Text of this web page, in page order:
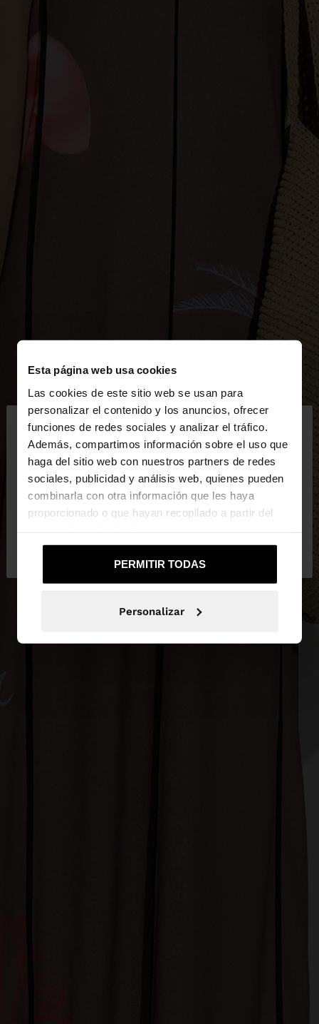
Esta página web usa cookies
Las cookies de este sitio web se usan para
personalizar el contenido y los anuncios, ofrecer
funciones de redes sociales y analizar el tráfico.
Además, compartimos información sobre el uso que
haga del sitio web con nuestros partners de redes
sociales, publicidad y análisis web, quienes pueden
combinarla con otra información que les haya
proporcionado o que hayan recopilado a partir del
PERMITIR TODAS
Personalizar
hola
Estás accediendo a la web de España. ¿Quieres ir a
la web de United States?